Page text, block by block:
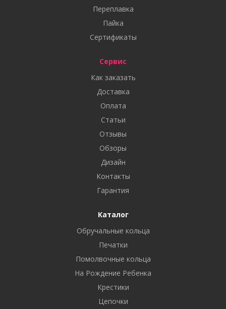
Переплавка
Пайка
Сертификаты
Сервис
Как заказать
Доставка
Оплата
Статьи
Отзывы
Обзоры
Дизайн
Контакты
Гарантия
Каталог
Обручальные кольца
Печатки
Помолвочные кольца
На Рождение Ребенка
Крестики
Цепочки